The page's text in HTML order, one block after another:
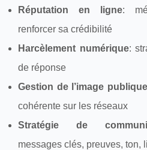
Réputation en ligne:
renforcer sa crédibilité
Harcèlement numérique:
de réponse
Gestion de l’image publique
cohérente sur les réseaux
Stratégie de
messages clés, preuves, ton,